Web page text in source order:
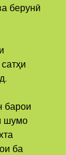
шумо
ба